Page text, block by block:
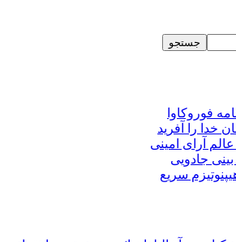
جستجو
فوروکاوا
خدا را آفرید
عالم آرای امینی
جادویی
سریع